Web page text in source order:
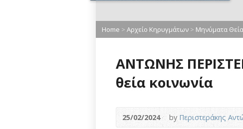
Home > Αρχείο Κηρυγμάτων > Μηνύματα
ΑΝΤΩΝΗΣ
θεία κοινωνία
25/02/2024 byΠεριστεράκης